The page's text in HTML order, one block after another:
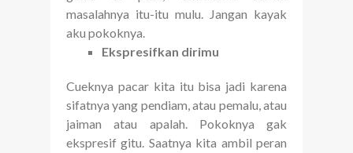
masalahnya itu-itu mulu. Jangan kayak
aku pokoknya.
Ekspresifkan dirimu
Cueknya pacar kita itu bisa jadi karena
sifatnya yang pendiam, atau pemalu, atau
jaiman atau apalah. Pokoknya gak
ekspresif gitu. Saatnya kita ambil peran